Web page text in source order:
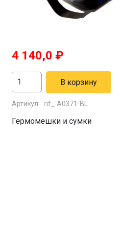
4 140,0 ₽
Количество
товара
Гермосумка
BTrace
В корзину
Артикул: rif_ A0371-BL
Гермомешки и сумки